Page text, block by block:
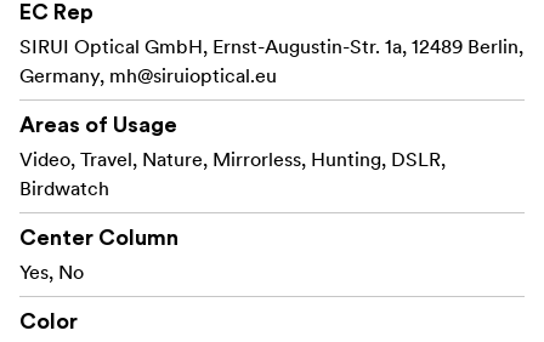
Platformă plată, care poate fi înlocuită cu un bol de
75 mm (inclus) sau cu o coloană centrală (370 mm)
pentru o înălțime suplimentară (inclusă).
Doar 51cm atunci când este pliată, și până la
înălțimea maximă de 183cm (cu coloana centrală
montată).
Nivelul cu bule încorporat face ca reglajele
orizontale să fie rapide și ușoare.
Picior de cauciuc înlocuibil/piuliță din oțel
EC Rep
SIRUI Optical GmbH, Ernst-Augustin-Str. 1a, 12489 Berlin,
Germany, mh@siruioptical.eu
Areas of Usage
Video, Travel, Nature, Mirrorless, Hunting, DSLR,
Birdwatch
Center Column
Yes, No
Color